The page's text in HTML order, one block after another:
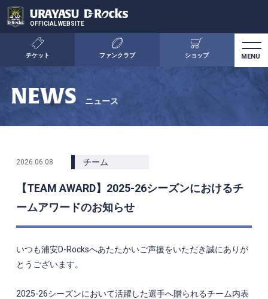
OFFICIAL WEBSITE
チケット ファンクラブ ショップ
NEWS ニュース
2026.06.08 チーム
【TEAM AWARD】2025-26シーズンにおけるチ
ームアワードのお知らせ
いつも浦安D-Rocksへあたたかいご声援をいただき誠にありが
とうございます。
2025-26シーズンにおいて活躍した選手へ贈られるチーム内表